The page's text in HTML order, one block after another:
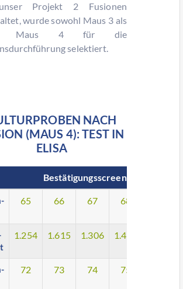
Projekt 2 Fusionen
wurde sowohl Maus 3 als
Maus 4 für die
selektiert.
NACH
(MAUS 4): TEST IN
ELISA
Bestätigungsscreening nach
65 66 67 68
1.254 1.615 1.306 1.412
72 73 74 75